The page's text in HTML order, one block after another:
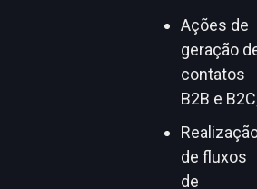
Ações de
geração
contatos
B2B e
de fluxos
de